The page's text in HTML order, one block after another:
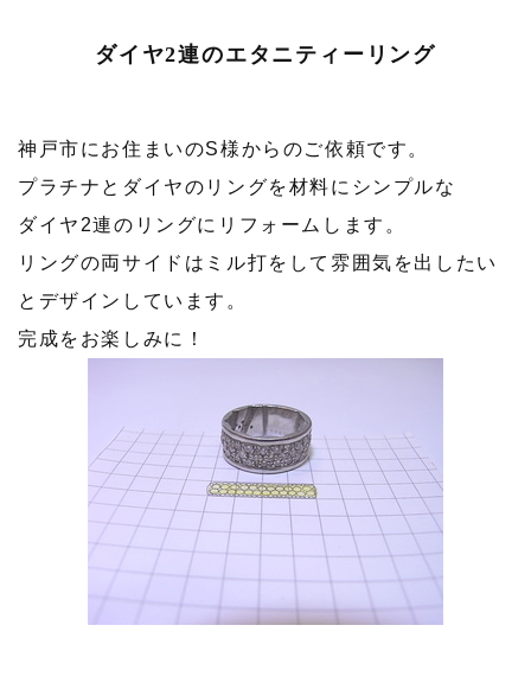
ダイヤ2連のエタニティーリング
神戸市にお住まいのS様からのご依頼です。
プラチナとダイヤのリングを材料にシンプルな
ダイヤ2連のリングにリフォームします。
リングの両サイドはミル打をして雰囲気を出したい
とデザインしています。
完成をお楽しみに！